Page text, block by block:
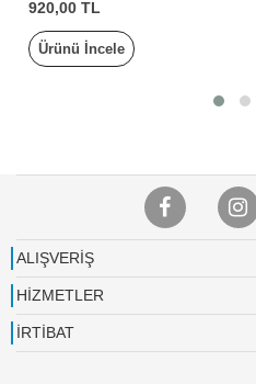
920,00 TL
Ürünü İncele
ALIŞVERİŞ
HİZMETLER
İRTİBAT